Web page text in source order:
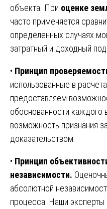
объекта. При оценке
часто применяется
определенных случаях
затратный и доходный
• Принцип
использованные в
предоставляем
обоснованности каждого
возможность признания
доказательством.
• Принцип
независимости.
абсолютной
процесса. Наши